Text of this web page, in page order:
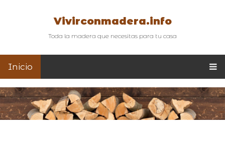
Vivirconmadera.info
Toda la madera que necesitas para tu casa
Inicio